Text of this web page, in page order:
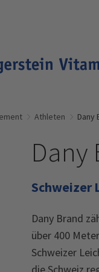
Athleten Dany
Dany
Schweizer
Dany Brand
über 400
Schweizer